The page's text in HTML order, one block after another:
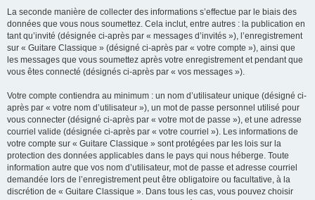
La seconde manière de collecter des informations s’effectue par le biais des
données que vous nous soumettez. Cela inclut, entre autres : la publication en
tant qu’invité (désignée ci-après par « messages d’invités »), l’enregistrement
sur « Guitare Classique » (désigné ci-après par « votre compte »), ainsi que
les messages que vous soumettez après votre enregistrement et pendant que
vous êtes connecté (désignés ci-après par « vos messages »).
Votre compte contiendra au minimum : un nom d’utilisateur unique (désigné ci-
après par « votre nom d’utilisateur »), un mot de passe personnel utilisé pour
vous connecter (désigné ci-après par « votre mot de passe »), et une adresse
courriel valide (désignée ci-après par « votre courriel »). Les informations de
votre compte sur « Guitare Classique » sont protégées par les lois sur la
protection des données applicables dans le pays qui nous héberge. Toute
information autre que vos nom d’utilisateur, mot de passe et adresse courriel
demandée lors de l’enregistrement peut être obligatoire ou facultative, à la
discrétion de « Guitare Classique ». Dans tous les cas, vous pouvez choisir